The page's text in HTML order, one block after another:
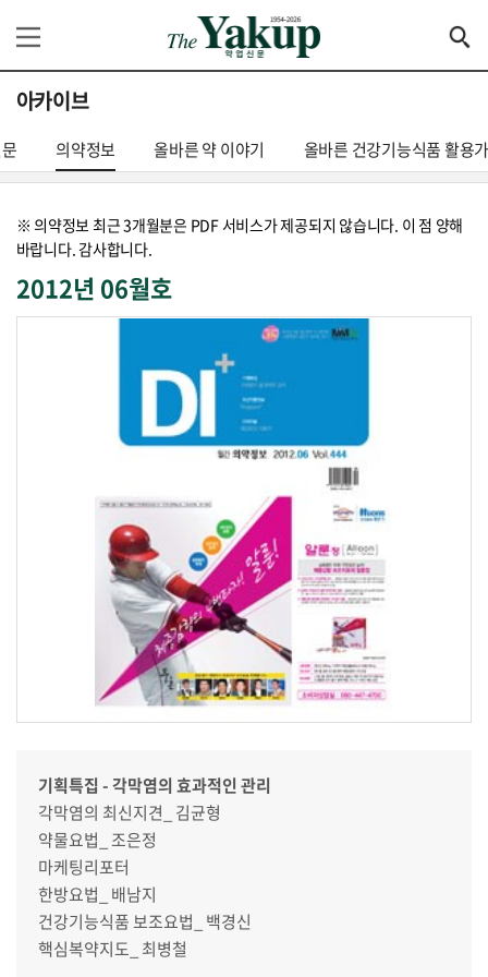
아카이브
의약정보 올바른 약 이야기 올바른 건강기능식품 활용
※ 의약정보 최근 3개월분은 PDF 서비스가 제공되지 않습니다. 이 점 양해
바랍니다. 감사합니다.
2012년 06월호
기획특집 - 각막염의 효과적인 관리
각막염의 최신지견_ 김균형
약물요법_ 조은정
마케팅리포터
한방요법_ 배남지
건강기능식품 보조요법_ 백경신
핵심복약지도_ 최병철